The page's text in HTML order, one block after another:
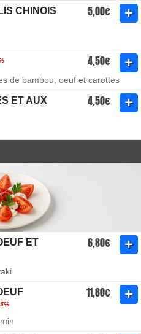
CHINOIS 5,00€
4,50€
de bambou, oeuf et carottes
ET AUX
4,50€
ET
6,80€
11,80€